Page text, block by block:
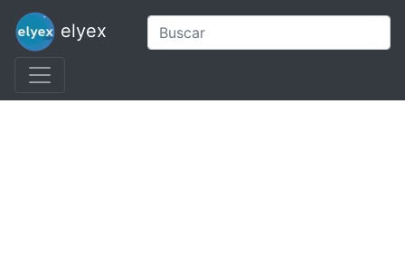
elyex